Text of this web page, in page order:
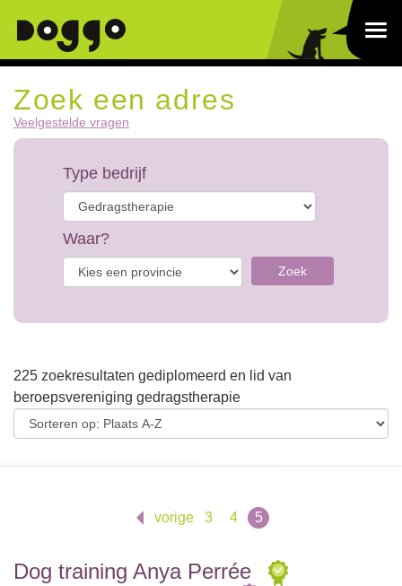
Zoek een adres
Veelgestelde vragen
Type bedrijf
Waar?
Zoek
225 zoekresultaten gediplomeerd en lid van
beroepsvereniging gedragstherapie
vorige 3 4 5
Dog training Anya Perrée